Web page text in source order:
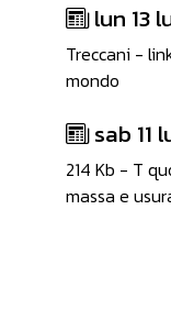
lun 13
Treccani -
mondo
sab 11
214 Kb - T
massa e